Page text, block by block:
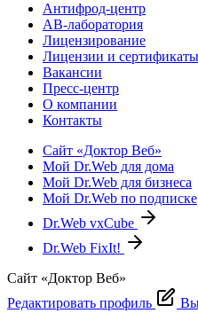
Антифрод-центр
АВ-лаборатория
Лицензирование
Лицензии и сертификаты
Вакансии
Пресс-центр
О компании
Контакты
Сайт «Доктор Веб»
Мой Dr.Web для дома
Мой Dr.Web для бизнеса
Мой Dr.Web по подписке
Dr.Web vxCube
Dr.Web FixIt!
Сайт «Доктор Веб»
Редактировать профиль